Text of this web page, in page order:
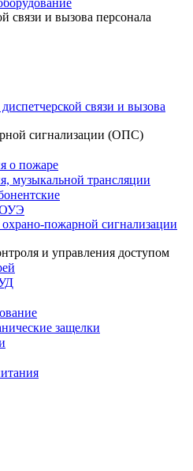
связи и вызова персонала
связи и вызова
сигнализации (ОПС)
о пожаре
музыкальной трансляции
пожарной сигнализации
и управления доступом
защелки